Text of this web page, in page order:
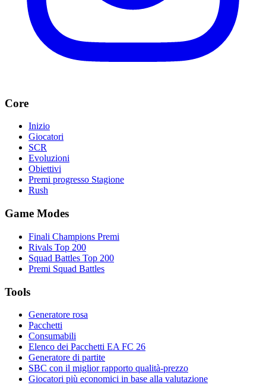
Core
Inizio
Giocatori
SCR
Evoluzioni
Obiettivi
Premi progresso Stagione
Rush
Game Modes
Finali Champions Premi
Rivals Top 200
Squad Battles Top 200
Premi Squad Battles
Tools
Generatore rosa
Pacchetti
Consumabili
Elenco dei Pacchetti EA FC 26
Generatore di partite
SBC con il miglior rapporto qualità-prezzo
Giocatori più economici in base alla valutazione